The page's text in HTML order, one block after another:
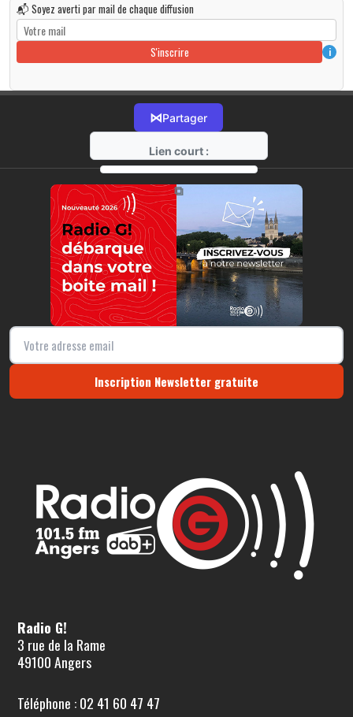
📬 Soyez averti par mail de chaque diffusion
S'inscrire i
⋈Partager
Lien court :
https://radio-g.fr?r528
⧉
Inscription Newsletter gratuite
Radio G!
3 rue de la Rame
49100 Angers
Téléphone : 02 41 60 47 47